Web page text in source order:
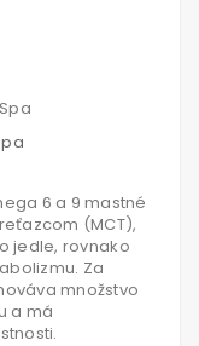
6 a 9 mastné
(MCT),
jedle, rovnako
Za
množstvo
a má